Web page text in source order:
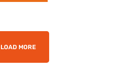
LOAD MORE